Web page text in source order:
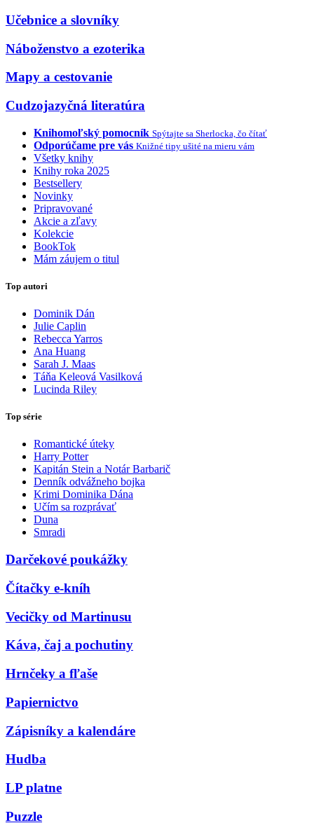
Učebnice a slovníky
Náboženstvo a ezoterika
Mapy a cestovanie
Cudzojazyčná literatúra
Knihomoľský pomocník Spýtajte sa Sherlocka, čo čítať
Odporúčame pre vás Knižné tipy ušité na mieru vám
Všetky knihy
Knihy roka 2025
Bestsellery
Novinky
Pripravované
Akcie a zľavy
Kolekcie
BookTok
Mám záujem o titul
Top autori
Dominik Dán
Julie Caplin
Rebecca Yarros
Ana Huang
Sarah J. Maas
Táňa Keleová Vasilková
Lucinda Riley
Top série
Romantické úteky
Harry Potter
Kapitán Stein a Notár Barbarič
Denník odvážneho bojka
Krimi Dominika Dána
Učím sa rozprávať
Duna
Smradi
Darčekové poukážky
Čítačky e-kníh
Vecičky od Martinusu
Káva, čaj a pochutiny
Hrnčeky a fľaše
Papiernictvo
Zápisníky a kalendáre
Hudba
LP platne
Puzzle